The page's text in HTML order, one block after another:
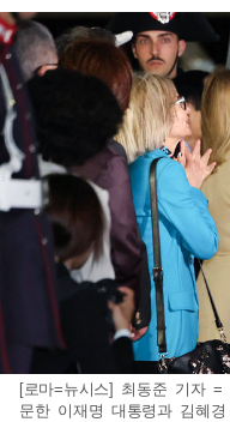
[로마=뉴시스] 최동준 기자
문한 이재명 대통령과 김혜